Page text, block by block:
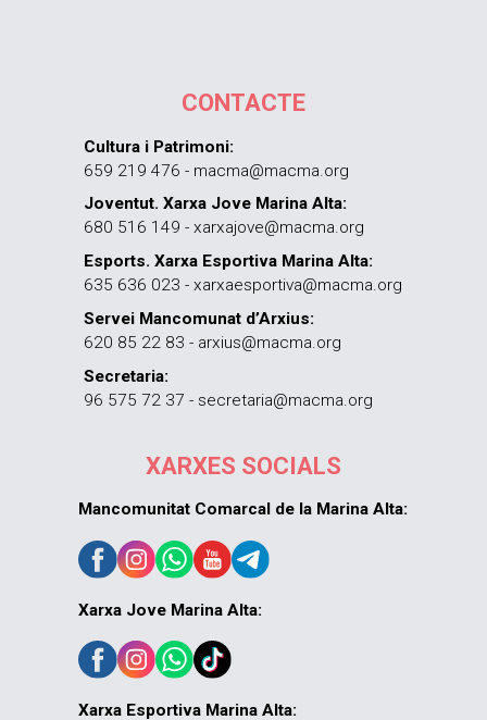
CONTACTE
Cultura i Patrimoni:
659 219 476 - macma@macma.org
Joventut. Xarxa Jove Marina Alta:
680 516 149 - xarxajove@macma.org
Esports. Xarxa Esportiva Marina Alta:
635 636 023 - xarxaesportiva@macma.org
Servei Mancomunat d’Arxius:
620 85 22 83 - arxius@macma.org
Secretaria:
96 575 72 37 - secretaria@macma.org
XARXES SOCIALS
Mancomunitat Comarcal de la Marina Alta:
Xarxa Jove Marina Alta:
Xarxa Esportiva Marina Alta: